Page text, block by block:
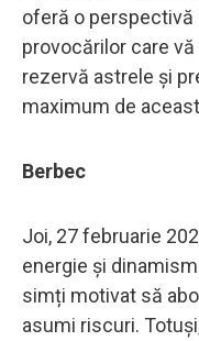
oferă o
provocărilor care
rezervă astrele și
maximum de
Berbec
Joi, 27 februarie
energie și
simți motivat să
asumi riscuri.